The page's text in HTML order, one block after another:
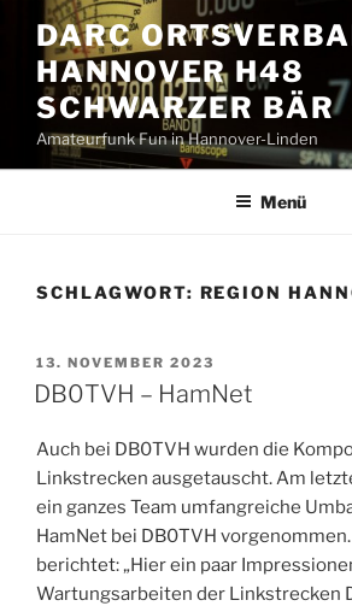
Inhalt
springen
DARC
HANNOVER H48
SCHWARZER BÄR
Amateurfunk Fun in Hannover-Linden
Menü
SCHLAGWORT: REGION
VERÖFFENTLICHT
AM
13. NOVEMBER 2023
DB0TVH – HamNet
Auch bei DB0TVH wurden die
Linkstrecken ausgetauscht. Am
ein ganzes Team umfangreiche
HamNet bei DB0TVH vorgenommen.
berichtet: „Hier ein paar
Wartungsarbeiten der Linkstrecken